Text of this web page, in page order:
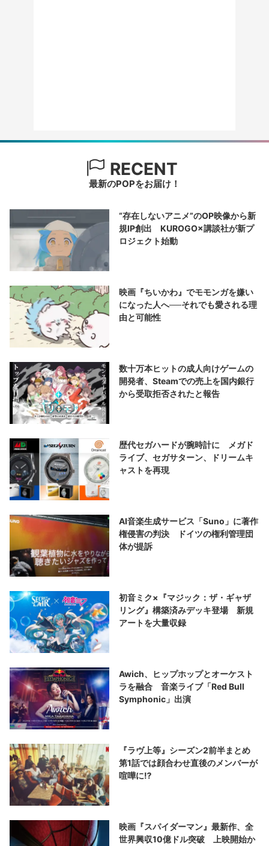
RECENT
最新のPOPをお届け！
“存在しないアニメ”のOP映像から新
規IP創出 KUROGO×講談社が新プ
ロジェクト始動
映画『ちいかわ』でモモンガを嫌い
になった人へ──それでも愛される理
由と可能性
数十万本ヒットの成人向けゲームの
開発者、Steamでの売上を国内銀行
から受取拒否されたと報告
歴代セガハードが腕時計に メガド
ライブ、セガサターン、ドリームキ
ャストを再現
AI音楽生成サービス「Suno」に著作
権侵害の判決 ドイツの権利管理団
体が提訴
初音ミク×『マジック：ザ・ギャザ
リング』構築済みデッキ登場 新規
アートを大量収録
Awich、ヒップホップとオーケスト
ラを融合 音楽ライブ「Red Bull
Symphonic」出演
『ラヴ上等』シーズン2前半まとめ
第1話では顔合わせ直後のメンバーが
喧嘩に⁉︎
映画『スパイダーマン』最新作、全
世界興収10億ドル突破 上映開始か